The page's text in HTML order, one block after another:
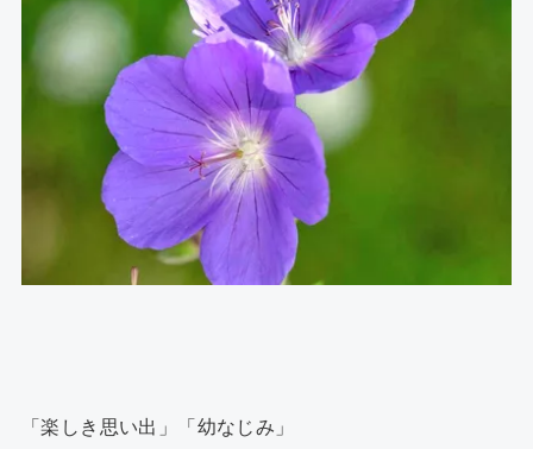
「楽しき思い出」「幼なじみ」